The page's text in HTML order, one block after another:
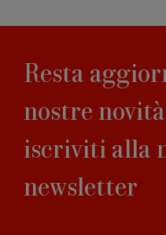
Resta
nostre
iscriviti alla
newsletter